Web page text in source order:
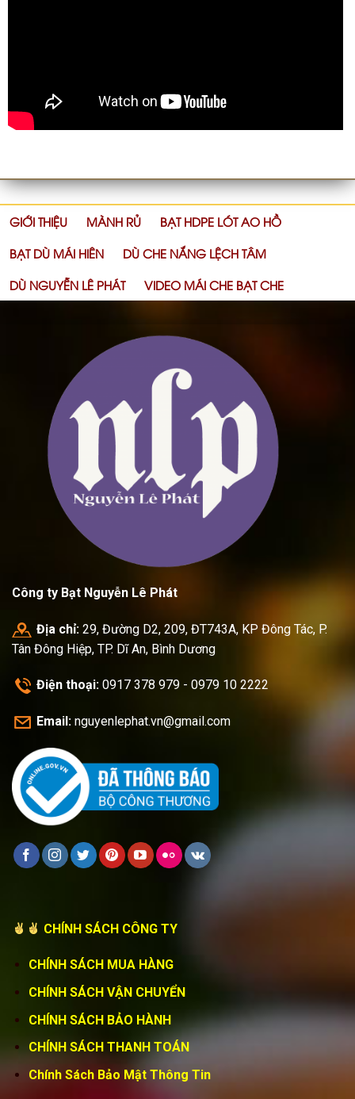
GIỚI THIỆU MÀNH RỦ
BẠT HDPE LÓT AO HỒ
BẠT DÙ MÁI HIÊN
DÙ CHE NẮNG LỆCH TÂM
DÙ NGUYỄN LÊ PHÁT
VIDEO MÁI CHE BẠT CHE
Công ty Bạt Nguyễn Lê Phát
Địa chỉ: 29, Đường D2, 209, ĐT743A, KP Đông Tác, P.
Tân Đông Hiệp, TP. Dĩ An, Bình Dương
Điện thoại: 0917 378 979 - 0979 10 2222
Email: nguyenlephat.vn@gmail.com
CHÍNH SÁCH CÔNG TY
CHÍNH SÁCH MUA HÀNG
CHÍNH SÁCH VẬN CHUYỂN
CHÍNH SÁCH BẢO HÀNH
CHÍNH SÁCH THANH TOÁN
Chính Sách Bảo Mật Thông Tin